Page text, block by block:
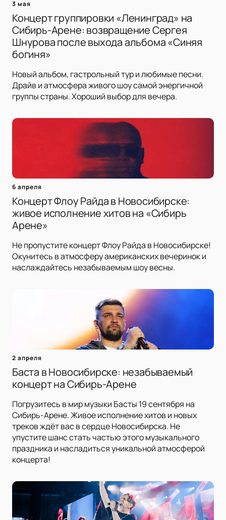
3 мая
Концерт группировки «Ленинград» на
Сибирь-Арене: возвращение Сергея
Шнурова после выхода альбома «Синяя
богиня»
Новый альбом, гастрольный тур и любимые песни.
Драйв и атмосфера живого шоу самой энергичной
группы страны. Хороший выбор для вечера.
6 апреля
Концерт Флоу Райда в Новосибирске:
живое исполнение хитов на «Сибирь
Арене»
Не пропустите концерт Флоу Райда в Новосибирске!
Окунитесь в атмосферу американских вечеринок и
наслаждайтесь незабываемым шоу весны.
2 апреля
Баста в Новосибирске: незабываемый
концерт на Сибирь-Арене
Погрузитесь в мир музыки Басты 19 сентября на
Сибирь-Арене. Живое исполнение хитов и новых
треков ждёт вас в сердце Новосибирска. Не
упустите шанс стать частью этого музыкального
праздника и насладиться уникальной атмосферой
концерта!